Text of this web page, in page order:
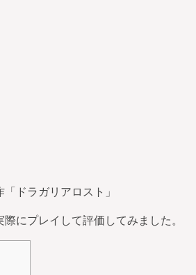
ドラガリアロスト」
にプレイして評価してみました。